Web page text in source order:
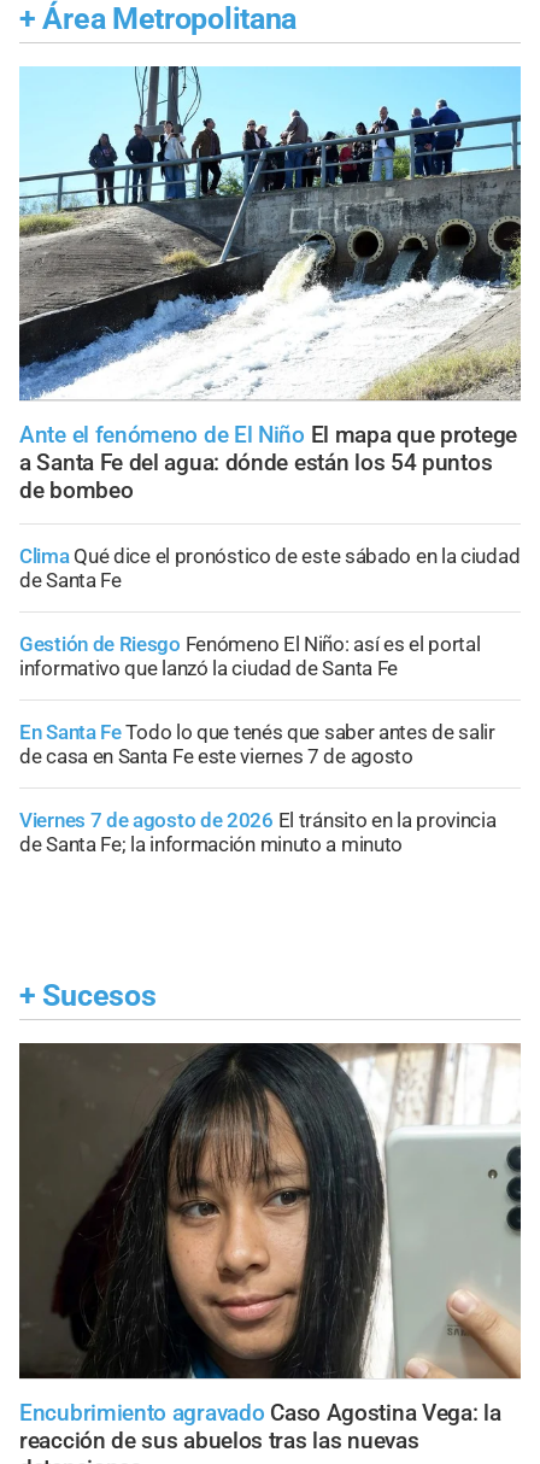
+ Área Metropolitana
Ante el fenómeno de El Niño El mapa que protege
a Santa Fe del agua: dónde están los 54 puntos
de bombeo
Clima Qué dice el pronóstico de este sábado en la ciudad
de Santa Fe
Gestión de Riesgo Fenómeno El Niño: así es el portal
informativo que lanzó la ciudad de Santa Fe
En Santa FeTodo lo que tenés que saber antes de salir
de casa en Santa Fe este viernes 7 de agosto
Viernes 7 de agosto de 2026 El tránsito en la provincia
de Santa Fe; la información minuto a minuto
+ Sucesos
Encubrimiento agravado Caso Agostina Vega: la
reacción de sus abuelos tras las nuevas